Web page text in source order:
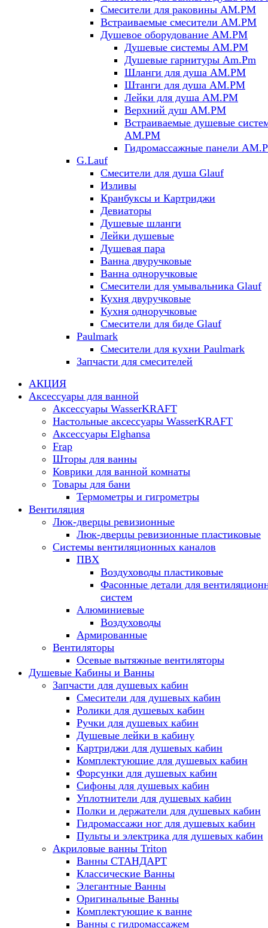
Смесители для раковины AM.PM
Встраиваемые смесители AM.PM
Душевое оборудование AM.PM
Душевые системы AM.PM
Душевые гарнитуры Am.Pm
Шланги для душа AM.PM
Штанги для душа AM.PM
Лейки для душа AM.PM
Верхний душ AM.PM
Встраиваемые душевые
AM.PM
Гидромассажные панели
G.Lauf
Смесители для душа Glauf
Изливы
Кранбуксы и Картриджи
Девиаторы
Душевые шланги
Лейки душевые
Душевая пара
Ванна двуручковые
Ванна одноручковые
Смесители для умывальника Glauf
Кухня двуручковые
Кухня одноручковые
Смесители для биде Glauf
Paulmark
Смесители для кухни Paulmark
Запчасти для смесителей
АКЦИЯ
Аксессуары для ванной
Аксессуары WasserKRAFT
Настольные аксессуары WasserKRAFT
Аксессуары Elghansa
Frap
Шторы для ванны
Коврики для ванной комнаты
Товары для бани
Термометры и гигрометры
Вентиляция
Люк-дверцы ревизионные
Люк-дверцы ревизионные пластиковые
Системы вентиляционных каналов
ПВХ
Воздуховоды пластиковые
Фасонные детали для
систем
Алюминиевые
Воздуховоды
Армированные
Вентиляторы
Осевые вытяжные вентиляторы
Душевые Кабины и Ванны
Запчасти для душевых кабин
Смесители для душевых кабин
Ролики для душевых кабин
Ручки для душевых кабин
Душевые лейки в кабину
Картриджи для душевых кабин
Комплектующие для душевых кабин
Форсунки для душевых кабин
Сифоны для душевых кабин
Уплотнители для душевых кабин
Полки и держатели для душевых кабин
Гидромассажи ног для душевых кабин
Пульты и электрика для душевых кабин
Акриловые ванны Triton
Ванны СТАНДАРТ
Классические Ванны
Элегантные Ванны
Оригинальные Ванны
Комплектующие к ванне
Ванны с гидромассажем